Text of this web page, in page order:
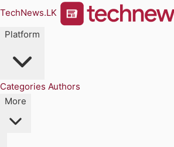
TechNews.LK
Platform
Categories Authors
More